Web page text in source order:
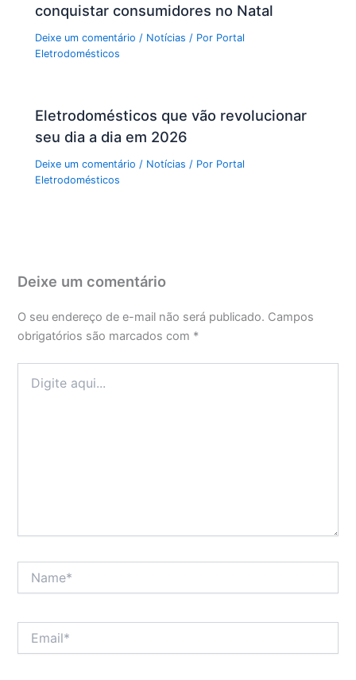
conquistar consumidores no Natal
Deixe um comentário / Notícias / Por Portal
Eletrodomésticos
Eletrodomésticos que vão revolucionar
seu dia a dia em 2026
Deixe um comentário / Notícias / Por Portal
Eletrodomésticos
Deixe um comentário
O seu endereço de e-mail não será publicado. Campos
obrigatórios são marcados com *
aqui...